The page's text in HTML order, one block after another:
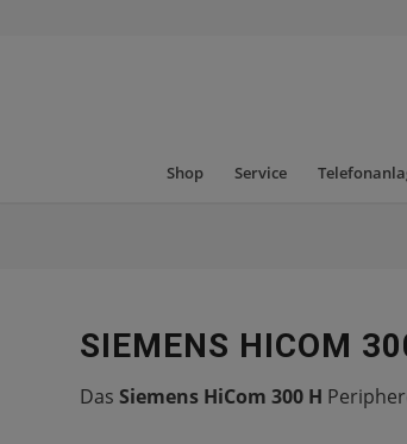
Shop Service
SIEMENS HICOM
Das Siemens HiCom 300 H